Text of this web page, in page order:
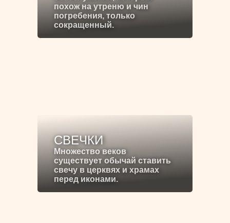
похож на утреню и чин
погребения, только
сокращенный.
СВЕЧКИ
Множество веков
существует обычай ставить
свечу в церквях и храмах
перед иконами.